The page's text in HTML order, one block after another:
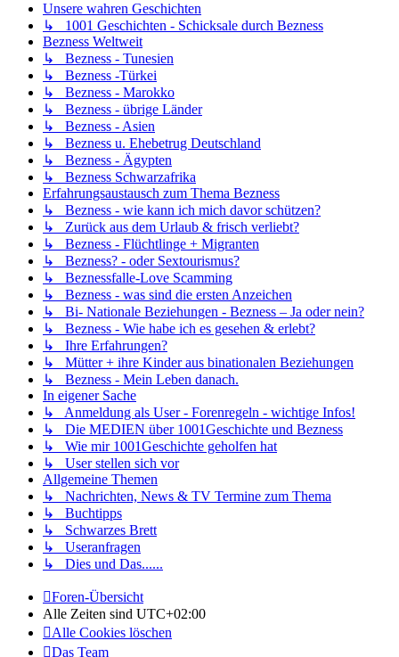
Unsere wahren Geschichten
↳ 1001 Geschichten - Schicksale durch Bezness
Bezness Weltweit
↳ Bezness - Tunesien
↳ Bezness -Türkei
↳ Bezness - Marokko
↳ Bezness - übrige Länder
↳ Bezness - Asien
↳ Bezness u. Ehebetrug Deutschland
↳ Bezness - Ägypten
↳ Bezness Schwarzafrika
Erfahrungsaustausch zum Thema Bezness
↳ Bezness - wie kann ich mich davor schützen?
↳ Zurück aus dem Urlaub & frisch verliebt?
↳ Bezness - Flüchtlinge + Migranten
↳ Bezness? - oder Sextourismus?
↳ Beznessfalle-Love Scamming
↳ Bezness - was sind die ersten Anzeichen
↳ Bi- Nationale Beziehungen - Bezness – Ja oder nein?
↳ Bezness - Wie habe ich es gesehen & erlebt?
↳ Ihre Erfahrungen?
↳ Mütter + ihre Kinder aus binationalen Beziehungen
↳ Bezness - Mein Leben danach.
In eigener Sache
↳ Anmeldung als User - Forenregeln - wichtige Infos!
↳ Die MEDIEN über 1001Geschichte und Bezness
↳ Wie mir 1001Geschichte geholfen hat
↳ User stellen sich vor
Allgemeine Themen
↳ Nachrichten, News & TV Termine zum Thema
↳ Buchtipps
↳ Schwarzes Brett
↳ Useranfragen
↳ Dies und Das......
Foren-Übersicht
Alle Zeiten sind UTC+02:00
Alle Cookies löschen
Das Team